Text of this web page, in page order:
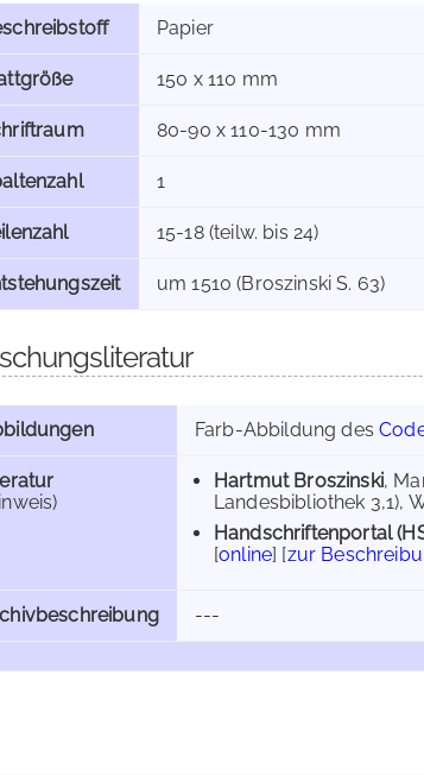
Papier
150 x 110 mm
80-90 x 110-130 mm
1
15-18 (teilw. bis 24)
um 1510 (Broszinski S. 63)
Farb-Abbildung des
Hartmut Broszinski,
Landesbibliothek 3,1),
Handschriftenportal
[online] [zur
---